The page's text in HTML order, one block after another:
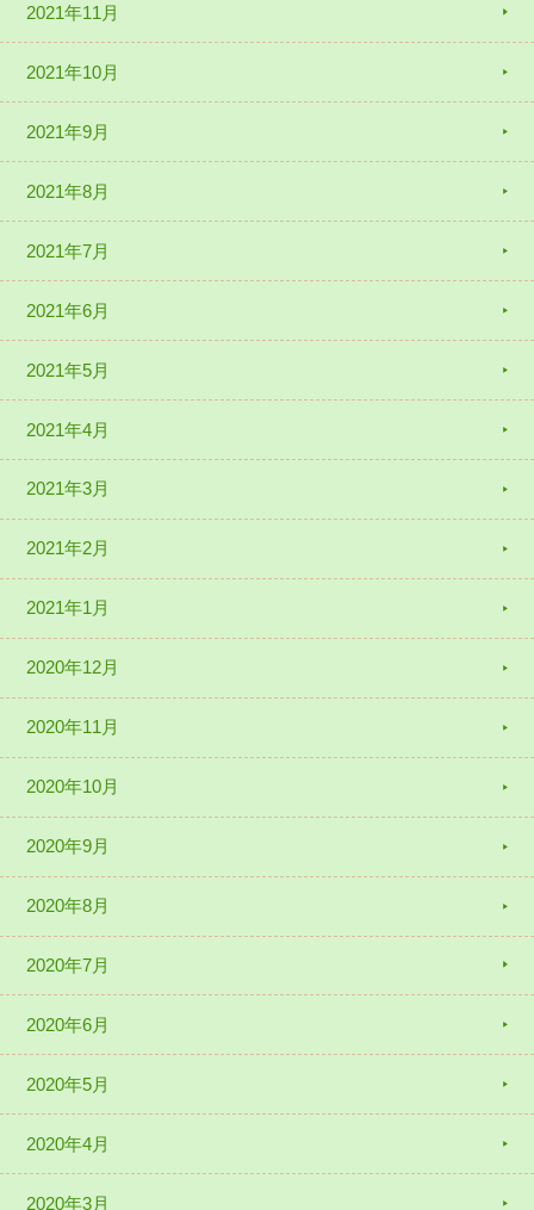
2021年11月
2021年10月
2021年9月
2021年8月
2021年7月
2021年6月
2021年5月
2021年4月
2021年3月
2021年2月
2021年1月
2020年12月
2020年11月
2020年10月
2020年9月
2020年8月
2020年7月
2020年6月
2020年5月
2020年4月
2020年3月